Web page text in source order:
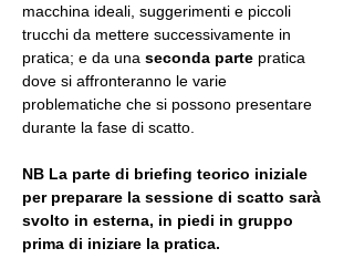
macchina ideali, suggerimenti e piccoli
trucchi da mettere successivamente in
pratica; e da una seconda parte pratica
dove si affronteranno le varie
problematiche che si possono presentare
durante la fase di scatto.
NB La parte di briefing teorico iniziale
per preparare la sessione di scatto sarà
svolto in esterna, in piedi in gruppo
prima di iniziare la pratica.